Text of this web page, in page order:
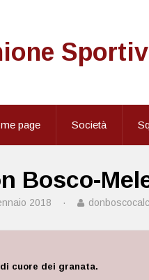
page Società
Bosco-
2018 ·
cuore dei granata.